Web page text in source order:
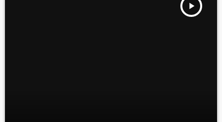
ÉLHETŐBB VILÁG KULCSÁR ILDIKÓVAL - OKTÓBER 24.
play_arrow